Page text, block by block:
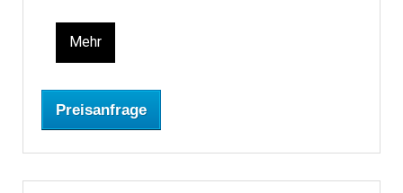
Mehr
Preisanfrage